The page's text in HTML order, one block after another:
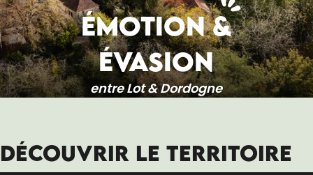
ÉMOTION &
ÉVASION
entre Lot & Dordogne
DÉCOUVRIR LE TERRITOIRE